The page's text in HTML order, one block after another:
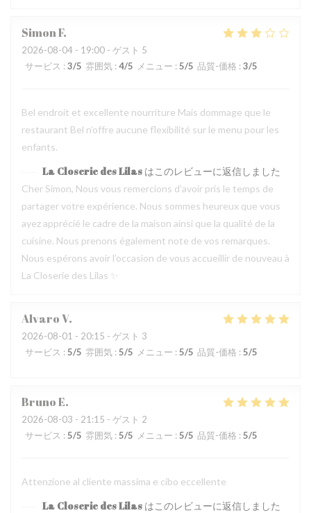
SimonF
2026-08-04 - 19:00 - ゲスト 5
サービス : 3/5 雰囲気 : 4/5 メニュー : 5/5 品質-価格 : 3/5
Bel endroit et excellente nourriture Mais dommage que le
restaurant Bel n’offre aucune flexibilité sur le menu pour les
enfants.
La Closerie des Lilas はこのレビューに返信しました
Cher Simon, Nous vous remercions d’avoir pris le temps de
partager votre expérience. Nous sommes heureux que vous
ayez apprécié le cadre de la maison ainsi que la qualité de la
cuisine. Nous prenons également note de vos remarques.
Nous espérons avoir l’occasion de vous accueillir de nouveau à
La Closerie des Lilas ✨
AlvaroV
2026-08-01 - 20:15 - ゲスト 3
サービス : 5/5 雰囲気 : 5/5 メニュー : 5/5 品質-価格 : 5/5
BrunoE
2026-08-03 - 21:15 - ゲスト 2
サービス : 5/5 雰囲気 : 5/5 メニュー : 5/5 品質-価格 : 5/5
Attenzione al cliente massima e cibo eccellente
La Closerie des Lilas はこのレビューに返信しました